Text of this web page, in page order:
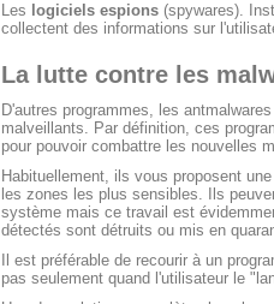
Les logiciels espions (spywares).
collectent des informations sur
La lutte contre les
D'autres programmes, les
malveillants. Par définition, ces
pour pouvoir combattre les nouvelles
Habituellement, ils vous proposent
les zones les plus sensibles. Ils
système mais ce travail est
détectés sont détruits ou mis en
Il est préférable de recourir à un
pas seulement quand l'utilisateur le